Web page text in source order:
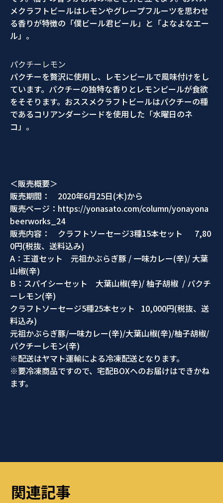
メクラフトビールはレモンやグレープフルーツを思わせ
る香りが特徴の「僕ビール君ビール」と「よなよなエー
ル」。
パクチーレモン
パクチーを贅沢に使用し、レモンピールで風味付けをし
ています。パクチーの独特な香りとレモンピールが食欲
をそそります。おススメクラフトビールはパクチーの種
であるコリアンダーシードを使用した「水曜日のネ
コ」。
＜販売概要＞
販売期間： 2020年6月25日(木)から
販売ページ：https://yonasato.com/column/yonayona
beerworks_24
販売内容： クラフトソーセージ3種15本セット 7,80
0円(税抜、送料込み)
A：王道セット 元祖かぶらぎ豚 / 一味カレー(辛)/ 大葉
山椒(辛)
B：スパイシーセット 大葉山椒(辛)/ 柚子胡椒 / パクチ
ーレモン(辛)
クラフトソーセージ5種25本セット 10,000円(税抜、送
料込み)
元祖かぶらぎ豚/一味カレー(辛)/大葉山椒(辛)/柚子胡椒/
パクチーレモン(辛)
※配送はヤマト運輸による冷凍配送となります。
※要冷凍商品ですので、宅配BOXへのお届けはできかね
ます。
関連記事